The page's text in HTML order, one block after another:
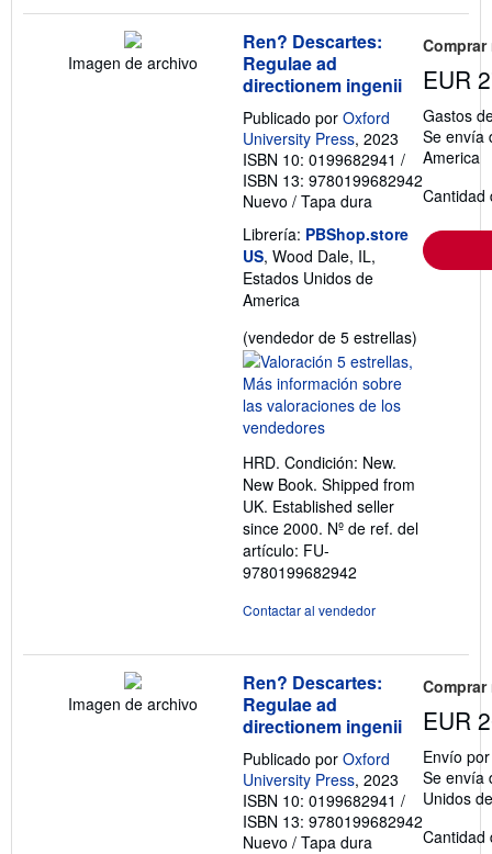
Imagen de archivo
Ren? Descartes:
Regulae ad
directionem ingenii
Publicado por Oxford
University Press, 2023
ISBN 10: 0199682941 /
ISBN 13: 9780199682942
Nuevo / Tapa dura
Librería: PBShop.store
US, Wood Dale, IL,
Estados Unidos de
America
(vendedor de 5 estrellas)
HRD. Condición: New.
New Book. Shipped from
UK. Established seller
since 2000. Nº de ref. del
artículo: FU-
9780199682942
Contactar al vendedor
EUR
Gastos
Se envía
America
Cantidad
Imagen de archivo
Ren? Descartes:
Regulae ad
directionem ingenii
Publicado por Oxford
University Press, 2023
ISBN 10: 0199682941 /
ISBN 13: 9780199682942
Nuevo / Tapa dura
EUR
Envío
Se envía
Unidos
Cantidad